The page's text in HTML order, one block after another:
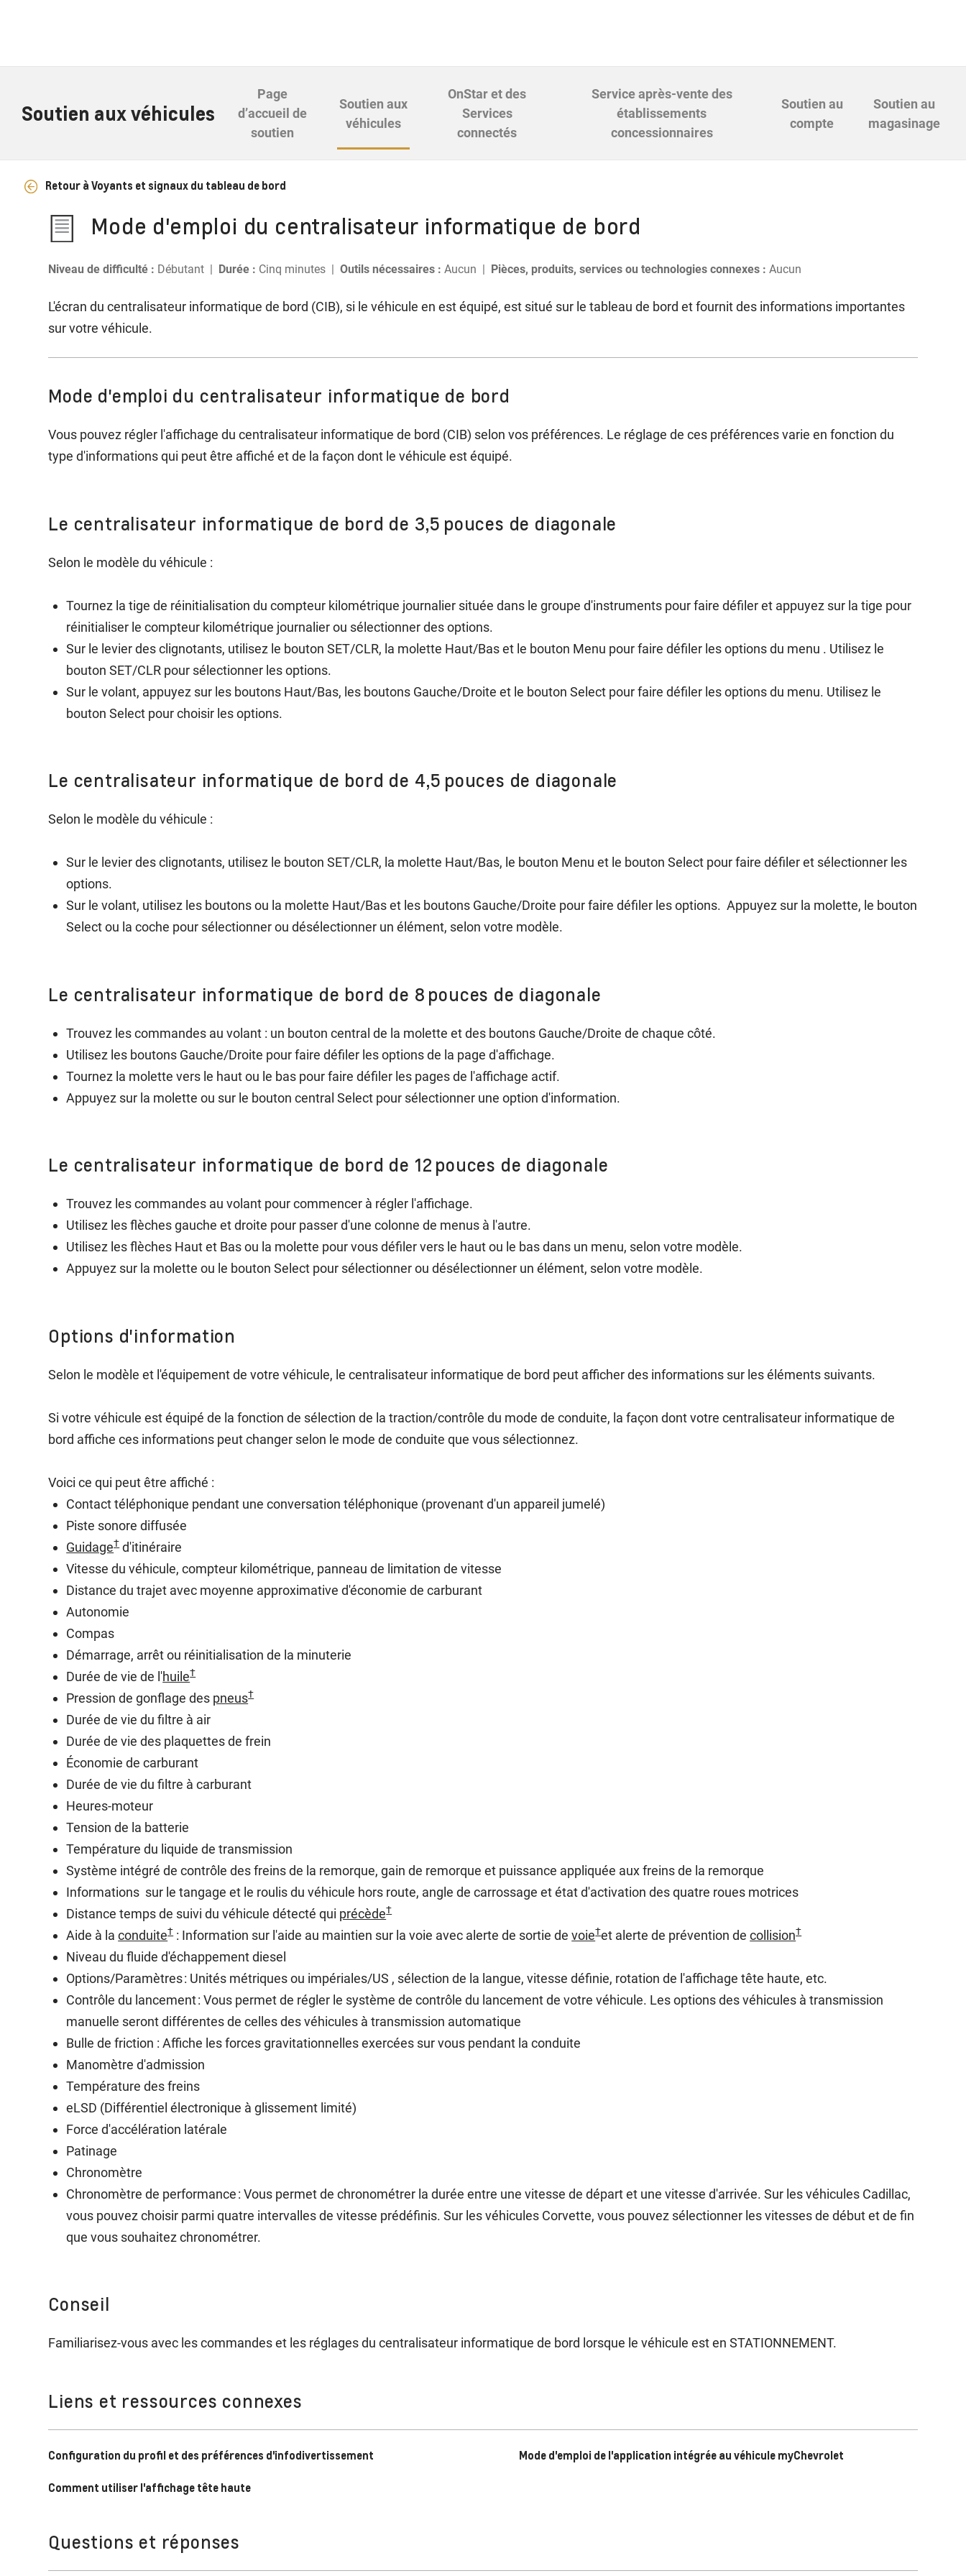
Soutien aux véhicules
Page
d’accueil de
soutien
Soutien aux
véhicules
OnStar et des
Services
connectés
Service après-vente des
établissements
concessionnaires
Soutien au
compte
Soutien au
magasinage
Retour à Voyants et signaux du tableau de bord
Mode d'emploi du centralisateur informatique de bord
Niveau de difficulté : Débutant | Durée : Cinq minutes |Outils nécessaires : Aucun | Pièces, produits, services ou technologies connexes :Aucun
L'écran du centralisateur informatique de bord (CIB), si le véhicule en est équipé, est situé sur le tableau de bord et fournit des informations importantes
sur votre véhicule.
Mode d'emploi du centralisateur informatique de bord
Vous pouvez régler l'affichage du centralisateur informatique de bord (CIB) selon vos préférences. Le réglage de ces préférences varie en fonction du
type d'informations qui peut être affiché et de la façon dont le véhicule est équipé.
Le centralisateur informatique de bord de 3,5 pouces de diagonale
Selon le modèle du véhicule :
Tournez la tige de réinitialisation du compteur kilométrique journalier située dans le groupe d'instruments pour faire défiler et appuyez sur la tige pour
réinitialiser le compteur kilométrique journalier ou sélectionner des options.
Sur le levier des clignotants, utilisez le bouton SET/CLR, la molette Haut/Bas et le bouton Menu pour faire défiler les options du menu . Utilisez le
bouton SET/CLR pour sélectionner les options.
Sur le volant, appuyez sur les boutons Haut/Bas, les boutons Gauche/Droite et le bouton Select pour faire défiler les options du menu. Utilisez le
bouton Select pour choisir les options.
Le centralisateur informatique de bord de 4,5 pouces de diagonale
Selon le modèle du véhicule :
Sur le levier des clignotants, utilisez le bouton SET/CLR, la molette Haut/Bas, le bouton Menu et le bouton Select pour faire défiler et sélectionner les
options.
Sur le volant, utilisez les boutons ou la molette Haut/Bas et les boutons Gauche/Droite pour faire défiler les options. Appuyez sur la molette, le bouton
Select ou la coche pour sélectionner ou désélectionner un élément, selon votre modèle.
Le centralisateur informatique de bord de 8 pouces de diagonale
Trouvez les commandes au volant : un bouton central de la molette et des boutons Gauche/Droite de chaque côté.
Utilisez les boutons Gauche/Droite pour faire défiler les options de la page d'affichage.
Tournez la molette vers le haut ou le bas pour faire défiler les pages de l'affichage actif.
Appuyez sur la molette ou sur le bouton central Select pour sélectionner une option d'information.
Le centralisateur informatique de bord de 12 pouces de diagonale
Trouvez les commandes au volant pour commencer à régler l'affichage.
Utilisez les flèches gauche et droite pour passer d'une colonne de menus à l'autre.
Utilisez les flèches Haut et Bas ou la molette pour vous défiler vers le haut ou le bas dans un menu, selon votre modèle.
Appuyez sur la molette ou le bouton Select pour sélectionner ou désélectionner un élément, selon votre modèle.
Options d'information
Selon le modèle et l'équipement de votre véhicule, le centralisateur informatique de bord peut afficher des informations sur les éléments suivants.
Si votre véhicule est équipé de la fonction de sélection de la traction/contrôle du mode de conduite, la façon dont votre centralisateur informatique de
bord affiche ces informations peut changer selon le mode de conduite que vous sélectionnez.
Voici ce qui peut être affiché :
Contact téléphonique pendant une conversation téléphonique (provenant d'un appareil jumelé)
Piste sonore diffusée
Guidage†d'itinéraire
Vitesse du véhicule, compteur kilométrique, panneau de limitation de vitesse
Distance du trajet avec moyenne approximative d'économie de carburant
Autonomie
Compas
Démarrage, arrêt ou réinitialisation de la minuterie
Durée de vie de l'huile†
Pression de gonflage des pneus†
Durée de vie du filtre à air
Durée de vie des plaquettes de frein
Économie de carburant
Durée de vie du filtre à carburant
Heures-moteur
Tension de la batterie
Température du liquide de transmission
Système intégré de contrôle des freins de la remorque, gain de remorque et puissance appliquée aux freins de la remorque
Informations sur le tangage et le roulis du véhicule hors route, angle de carrossage et état d'activation des quatre roues motrices
Distance temps de suivi du véhicule détecté qui précède†
Aide à laconduite†: Information sur l'aide au maintien sur la voie avec alerte de sortie devoie†et alerte de prévention decollision†
Niveau du fluide d'échappement diesel
Options/Paramètres : Unités métriques ou impériales/US , sélection de la langue, vitesse définie, rotation de l'affichage tête haute, etc.
Contrôle du lancement : Vous permet de régler le système de contrôle du lancement de votre véhicule. Les options des véhicules à transmission
manuelle seront différentes de celles des véhicules à transmission automatique
Bulle de friction : Affiche les forces gravitationnelles exercées sur vous pendant la conduite
Manomètre d'admission
Température des freins
eLSD (Différentiel électronique à glissement limité)
Force d'accélération latérale
Patinage
Chronomètre
Chronomètre de performance : Vous permet de chronométrer la durée entre une vitesse de départ et une vitesse d'arrivée. Sur les véhicules Cadillac,
vous pouvez choisir parmi quatre intervalles de vitesse prédéfinis. Sur les véhicules Corvette, vous pouvez sélectionner les vitesses de début et de fin
que vous souhaitez chronométrer.
Conseil
Familiarisez-vous avec les commandes et les réglages du centralisateur informatique de bord lorsque le véhicule est en STATIONNEMENT.
Liens et ressources connexes
Configuration du profil et des préférences d'infodivertissement
Comment utiliser l'affichage tête haute
Mode d'emploi de l'application intégrée au véhicule myChevrolet
Questions et réponses